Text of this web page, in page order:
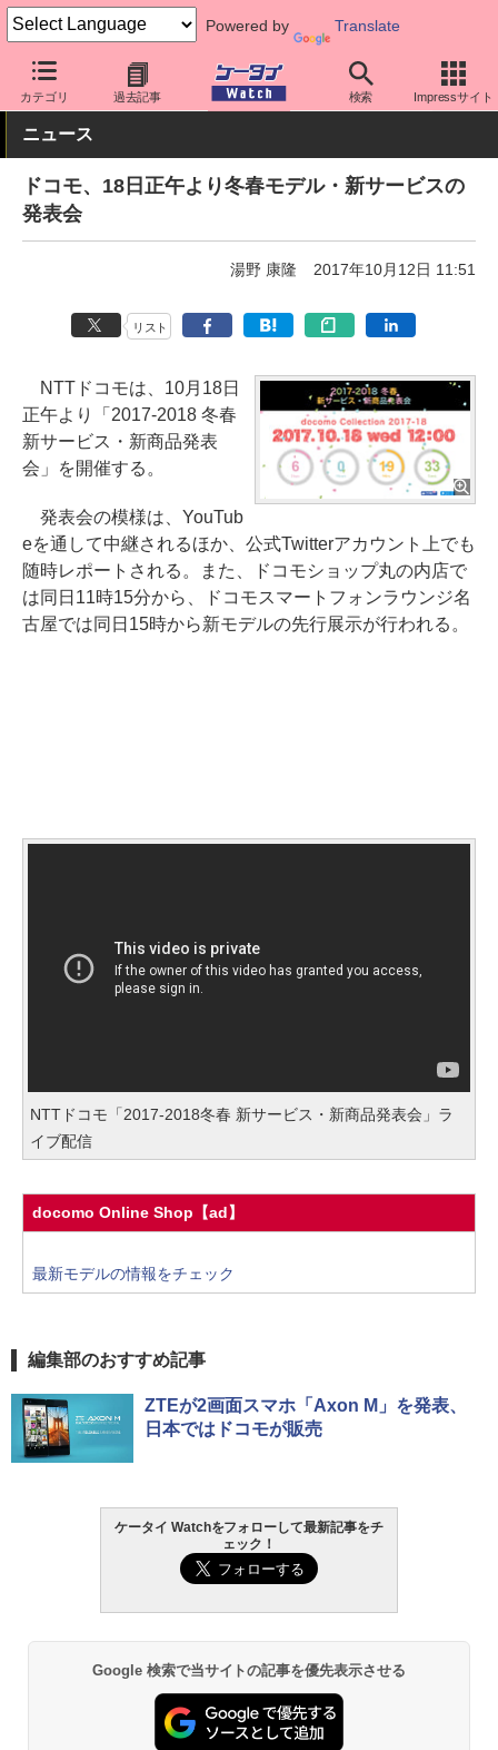
Powered by Translate
カテゴリ 過去記事 検索 Impressサイト
ケータイ Watch キャリア ドコモ スマホ・ケータイ
ニュース
ドコモ、18日正午より冬春モデル・新サービスの
発表会
湯野 康隆 2017年10月12日 11:51
リスト
NTTドコモは、10月18日
正午より「2017-2018 冬春
新サービス・新商品発表
会」を開催する。
発表会の模様は、YouTub
eを通して中継されるほか、公式Twitterアカウント上でも
随時レポートされる。また、ドコモショップ丸の内店で
は同日11時15分から、ドコモスマートフォンラウンジ名
古屋では同日15時から新モデルの先行展示が行われる。
NTTドコモ「2017-2018冬春 新サービス・新商品発表会」ラ
イブ配信
docomo Online Shop【ad】
最新モデルの情報をチェック
編集部のおすすめ記事
ZTEが2画面スマホ「Axon M」を発表、
日本ではドコモが販売
ケータイ Watchをフォローして最新記事をチ
ェック！
Google 検索で当サイトの記事を優先表示させる